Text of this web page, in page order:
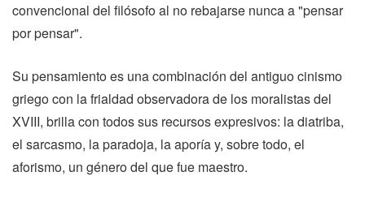
convencional del filósofo al no rebajarse nunca a "pensar
por pensar".
Su pensamiento es una combinación del antiguo cinismo
griego con la frialdad observadora de los moralistas del
XVIII, brilla con todos sus recursos expresivos: la diatriba,
el sarcasmo, la paradoja, la aporía y, sobre todo, el
aforismo, un género del que fue maestro.